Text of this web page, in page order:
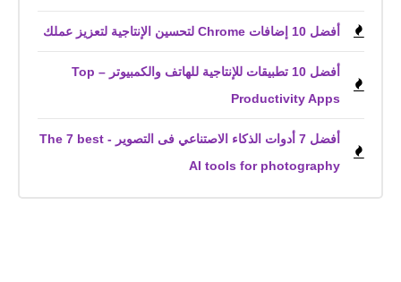
أفضل 10 إضافات Chrome لتحسين الإنتاجية لتعزيز عملك
أفضل 10 تطبيقات للإنتاجية للهاتف والكمبيوتر – Top
Productivity Apps
أفضل 7 أدوات الذكاء الاصتناعي فى التصوير - The 7 best
AI tools for photography